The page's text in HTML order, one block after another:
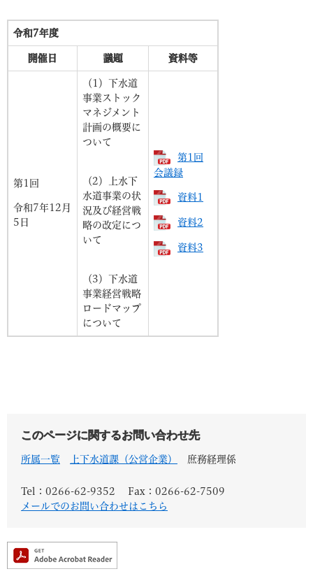
令和7年度
開催日 議題 資料等
第1回
令和7年12月
5日
（1）下水道
事業ストック
マネジメント
計画の概要に
ついて
（2）上水下
水道事業の状
況及び経営戦
略の改定につ
いて
（3）下水道
事業経営戦略
ロードマップ
について
第1回
会議録
資料1
資料2
資料3
このページに関するお問い合わせ先
所属一覧 上下水道課（公営企業） 庶務経理係
Tel：0266-62-9352
Fax：0266-62-7509
メールでのお問い合わせはこちら